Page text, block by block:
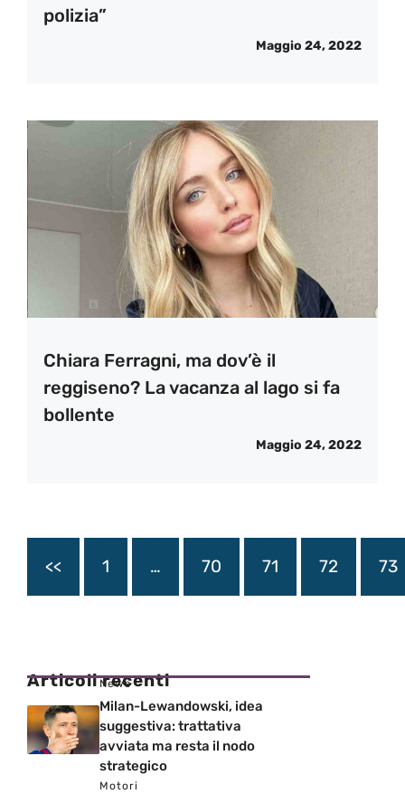
polizia”
Maggio 24, 2022
Chiara Ferragni, ma dov’è il
reggiseno? La vacanza al lago si fa
bollente
Maggio 24, 2022
<< 1 … 70 71 72 73
Articoli recenti
News
Milan-Lewandowski, idea
suggestiva: trattativa
avviata ma resta il nodo
strategico
Motori